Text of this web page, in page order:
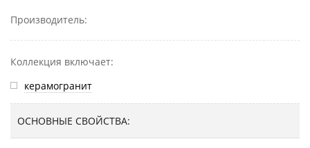
Производитель:
Коллекция включает:
керамогранит
ОСНОВНЫЕ СВОЙСТВА: